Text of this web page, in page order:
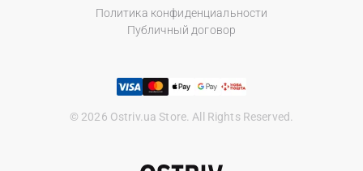
Политика конфиденциальности
Публичный договор
© 2026 Ostriv.ua Store. All Rights Reserved.